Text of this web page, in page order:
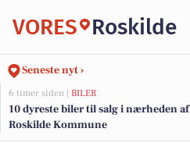
VORES Roskilde
Seneste nyt ›
6 timer siden | BILER
10 dyreste biler til salg i nærheden af
Roskilde Kommune